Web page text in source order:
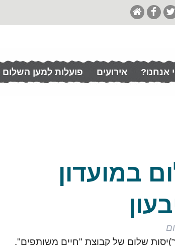
אנחנו? אירועים פועלות למען השלום
במועדון